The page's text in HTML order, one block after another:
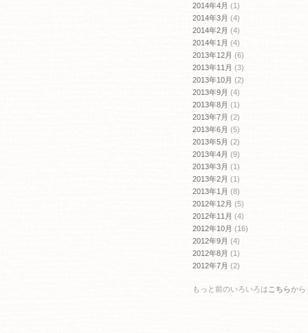
2014年4月 (1)
2014年3月 (4)
2014年2月 (4)
2014年1月 (4)
2013年12月 (6)
2013年11月 (3)
2013年10月 (2)
2013年9月 (4)
2013年8月 (1)
2013年7月 (2)
2013年6月 (5)
2013年5月 (2)
2013年4月 (9)
2013年3月 (1)
2013年2月 (1)
2013年1月 (8)
2012年12月 (5)
2012年11月 (4)
2012年10月 (16)
2012年9月 (4)
2012年8月 (1)
2012年7月 (2)
もっと前のいろいろは こちらから